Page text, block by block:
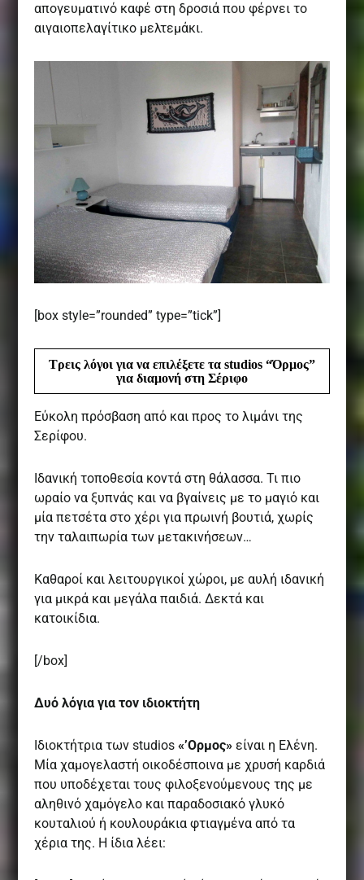
απογευματινό καφέ στη δροσιά που φέρνει το
αιγαιοπελαγίτικο μελτεμάκι.
[box style=”rounded” type=”tick”]
Τρεις λόγοι για να επιλέξετε τα studios “Όρμος”
για διαμονή στη Σέριφο
Εύκολη πρόσβαση από και προς το λιμάνι της
Σερίφου.
Ιδανική τοποθεσία κοντά στη θάλασσα. Τι πιο
ωραίο να ξυπνάς και να βγαίνεις με το μαγιό και
μία πετσέτα στο χέρι για πρωινή βουτιά, χωρίς
την ταλαιπωρία των μετακινήσεων…
Καθαροί και λειτουργικοί χώροι, με αυλή ιδανική
για μικρά και μεγάλα παιδιά. Δεκτά και
κατοικίδια.
[/box]
Δυό λόγια για τον ιδιοκτήτη
Ιδιοκτήτρια των studios«’Ορμος» είναι η Ελένη.
Μία χαμογελαστή οικοδέσποινα με χρυσή καρδιά
που υποδέχεται τους φιλοξενούμενους της με
αληθινό χαμόγελο και παραδοσιακό γλυκό
κουταλιού ή κουλουράκια φτιαγμένα από τα
χέρια της. Η ίδια λέει: